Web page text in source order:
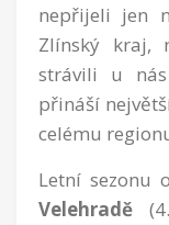
nepřijeli jen
Zlínský kraj,
strávili u
přináší
celému
Letní sezonu
Velehradě